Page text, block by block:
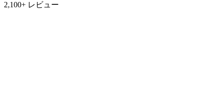
2,100+ レビュー